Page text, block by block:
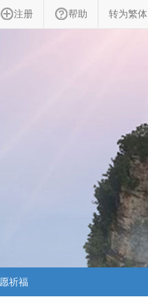
注册 帮助 转为繁体
祈福